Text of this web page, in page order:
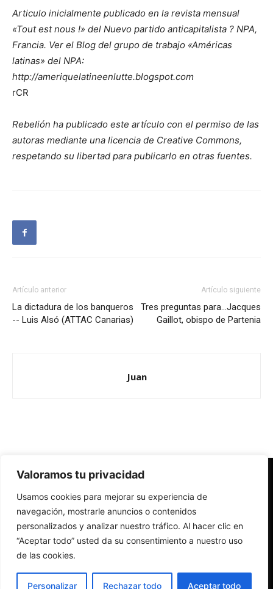
Valoramos tu privacidad
Usamos cookies para mejorar su experiencia de
navegación, mostrarle anuncios o contenidos
personalizados y analizar nuestro tráfico. Al hacer clic en
“Aceptar todo” usted da su consentimiento a nuestro uso
de las cookies.
Personalizar Rechazar todo Aceptar todo
Articulo inicialmente publicado en la revista mensual
«Tout est nous !» del Nuevo partido anticapitalista ? NPA,
Francia. Ver el Blog del grupo de trabajo «Américas
latinas» del NPA:
http://ameriquelatineenlutte.blogspot.com
rCR
Rebelión ha publicado este artículo con el permiso de las
autoras mediante una licencia de Creative Commons,
respetando su libertad para publicarlo en otras fuentes.
Artículo anterior
La dictadura de los banqueros
-- Luis Alsó (ATTAC Canarias)
Artículo siguiente
Tres preguntas para…Jacques
Gaillot, obispo de Partenia
Juan
Redes Cristianas
Una mirada alternativa sobre la Iglesia católica y la sociedad
- Colectivos de Redes Cristianas